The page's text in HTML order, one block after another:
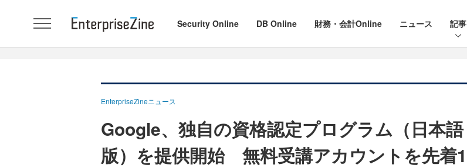
Security Online DB Online 財務・会計Online ニュース 記事
EnterpriseZineニュース
Google、独自の資格認定プログラム（日本語
版）を提供開始 無料受講アカウントを先着1